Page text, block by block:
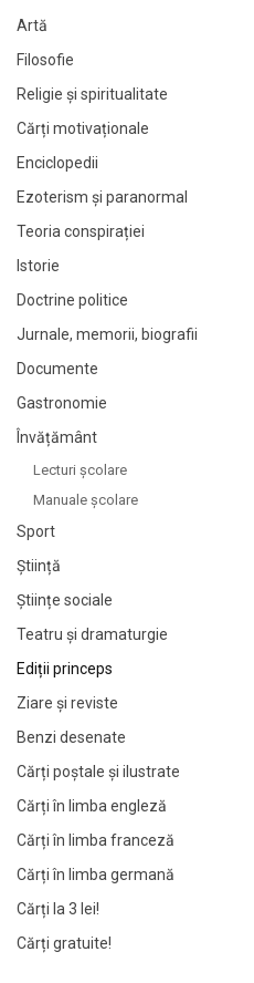
Artă
Filosofie
Religie și spiritualitate
Cărți motivaționale
Enciclopedii
Ezoterism și paranormal
Teoria conspirației
Istorie
Doctrine politice
Jurnale, memorii, biografii
Documente
Gastronomie
Învățământ
Lecturi şcolare
Manuale şcolare
Sport
Știință
Științe sociale
Teatru și dramaturgie
Ediții princeps
Ziare şi reviste
Benzi desenate
Cărți poștale și ilustrate
Cărți în limba engleză
Cărți în limba franceză
Cărți în limba germană
Cărți la 3 lei!
Cărți gratuite!